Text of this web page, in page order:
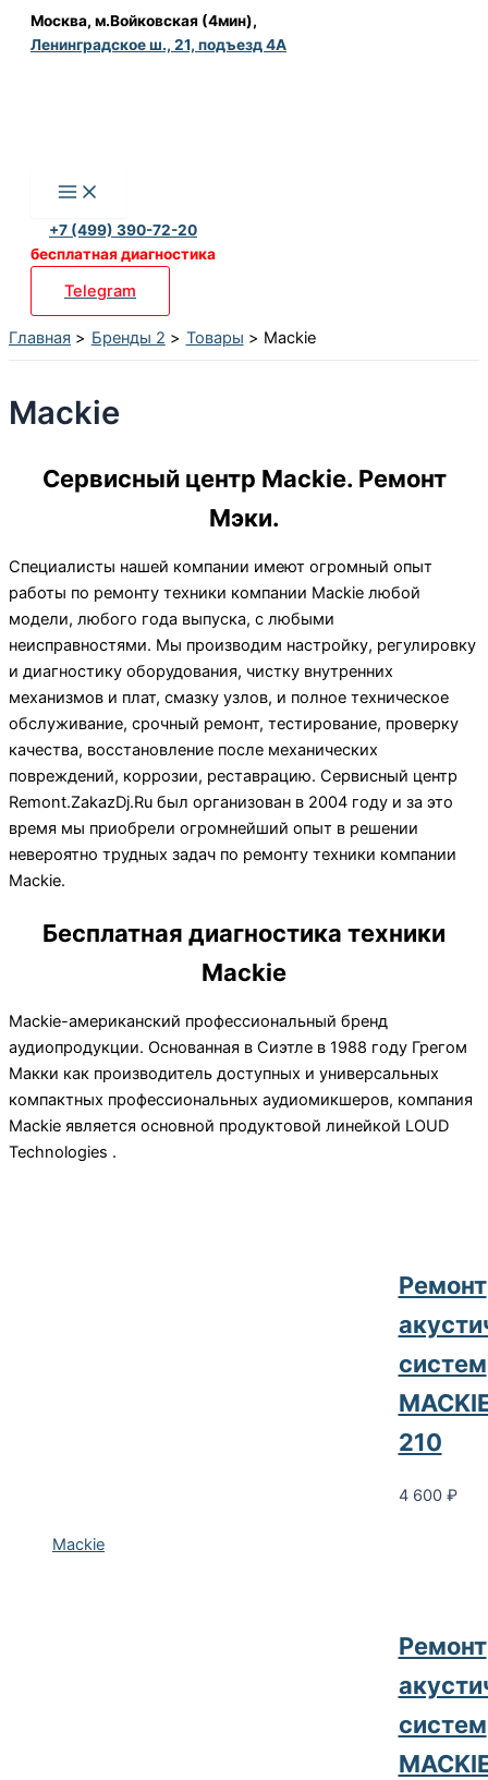
Перейти
Москва, м.Войковская (4мин),
Ленинградское ш., 21, подъезд 4А
+7 (499) 390-72-20
бесплатная диагностика
Telegram
Главная Бренды 2 Товары Mackie
Mackie
Сервисный центр Mackie. Ремонт
Мэки.
Специалисты нашей компании имеют огромный опыт
работы по ремонту техники компании Mackie любой
модели, любого года выпуска, с любыми
неисправностями. Мы производим настройку, регулировку
и диагностику оборудования, чистку внутренних
механизмов и плат, смазку узлов, и полное техническое
обслуживание, срочный ремонт, тестирование, проверку
качества, восстановление после механических
повреждений, коррозии, реставрацию. Сервисный центр
Remont.ZakazDj.Ru был организован в 2004 году и за это
время мы приобрели огромнейший опыт в решении
невероятно трудных задач по ремонту техники компании
Mackie.
Бесплатная диагностика техники
Mackie
Mackie-американский профессиональный бренд
аудиопродукции. Основанная в Сиэтле в 1988 году Грегом
Макки как производитель доступных и универсальных
компактных профессиональных аудиомикшеров, компания
Mackie является основной продуктовой линейкой LOUD
Technologies .
Mackie
Pемонт
систем
210
4 600 ₽
Pемонт
систем